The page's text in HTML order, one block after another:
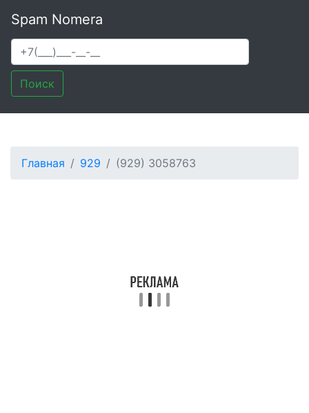
Spam Nomera
Поиск
Главная 929 (929) 3058763